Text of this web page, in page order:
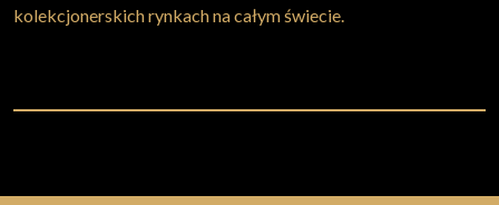
kolekcjonerskich rynkach na całym świecie.